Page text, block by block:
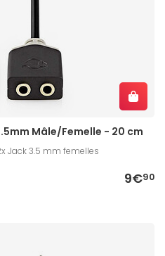
Mâle/Femelle - 20 cm
Jack 3.5 mm femelles
9€90